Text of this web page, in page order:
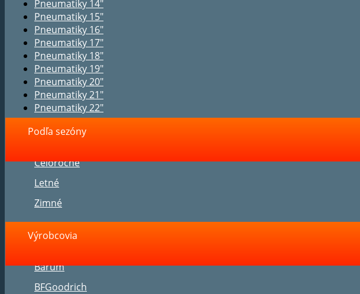
Pneumatiky 14"
Pneumatiky 15"
Pneumatiky 16"
Pneumatiky 17"
Pneumatiky 18"
Pneumatiky 19"
Pneumatiky 20"
Pneumatiky 21"
Pneumatiky 22"
Podľa sezóny
Celoročné
Letné
Zimné
Výrobcovia
Barum
BFGoodrich